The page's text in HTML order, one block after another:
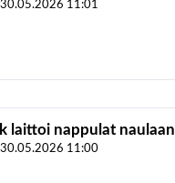
30.05.2026 11:01
laittoi nappulat naulaan
30.05.2026 11:00